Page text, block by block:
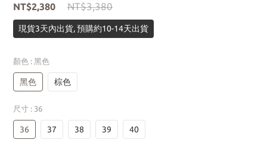
NT$2,380 NT$3,380
現貨3天內出貨, 預購約10-14天出貨
顏色 : 黑色
黑色 棕色
尺寸 : 36
36 37 38 39 40